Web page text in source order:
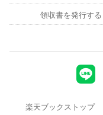
領収書を発行する
楽天ブックストップ